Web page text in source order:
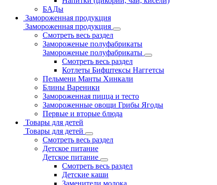
БАДы
Замороженная продукция
Замороженная продукция
Смотреть весь раздел
Замороженые полуфабрикаты
Замороженые полуфабрикаты
Смотреть весь раздел
Котлеты Бифштексы Наггетсы
Пельмени Манты Хинкали
Блины Вареники
Замороженная пицца и тесто
Замороженные овощи Грибы Ягоды
Первые и вторые блюда
Товары для детей
Товары для детей
Смотреть весь раздел
Детское питание
Детское питание
Смотреть весь раздел
Детские каши
Заменители молока